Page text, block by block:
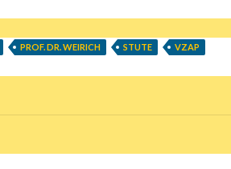
PROF. DR. WEIRICH STUTE
VZAP